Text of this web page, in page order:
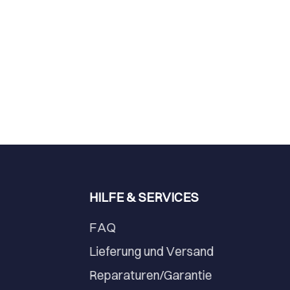
HILFE & SERVICES
FAQ
Lieferung und Versand
Reparaturen/Garantie